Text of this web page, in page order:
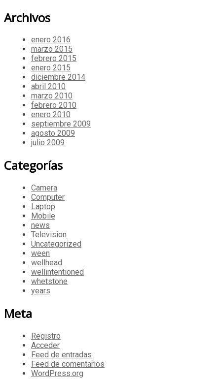
Archivos
enero 2016
marzo 2015
febrero 2015
enero 2015
diciembre 2014
abril 2010
marzo 2010
febrero 2010
enero 2010
septiembre 2009
agosto 2009
julio 2009
Categorías
Camera
Computer
Laptop
Mobile
news
Television
Uncategorized
ween
wellhead
wellintentioned
whetstone
years
Meta
Registro
Acceder
Feed de entradas
Feed de comentarios
WordPress.org